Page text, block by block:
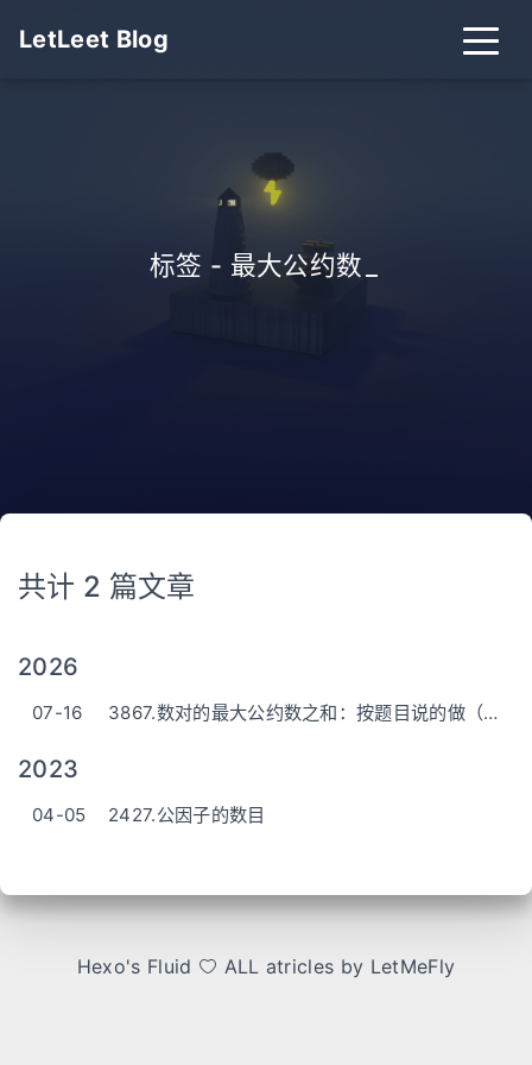
LetLeet Blog
标签 - 最大公约数
共计 2 篇文章
2026
07-16 3867.数对的最大公约数之和：按题目说的做（gcd）
2023
04-05 2427.公因子的数目
Hexo's Fluid ALL atricles by LetMeFly